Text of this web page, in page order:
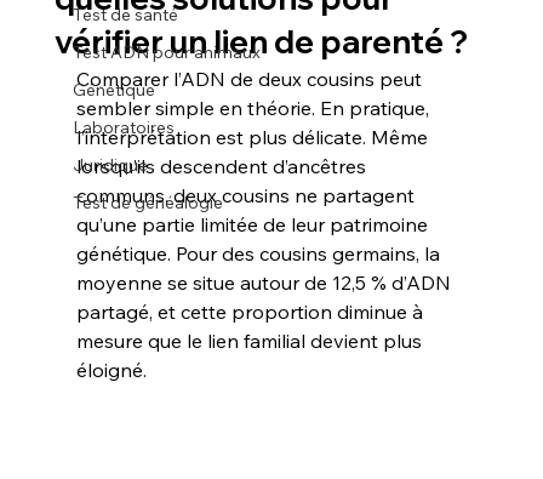
Test de santé
Test ADN pour animaux
Génétique
Laboratoires
Juridique
Test de généalogie
vérifier un lien de parenté ?
Comparer l’ADN de deux cousins peut
sembler simple en théorie. En pratique,
l’interprétation est plus délicate. Même
lorsqu’ils descendent d’ancêtres
communs, deux cousins ne partagent
qu’une partie limitée de leur patrimoine
génétique. Pour des cousins germains, la
moyenne se situe autour de 12,5 % d’ADN
partagé, et cette proportion diminue à
mesure que le lien familial devient plus
éloigné.